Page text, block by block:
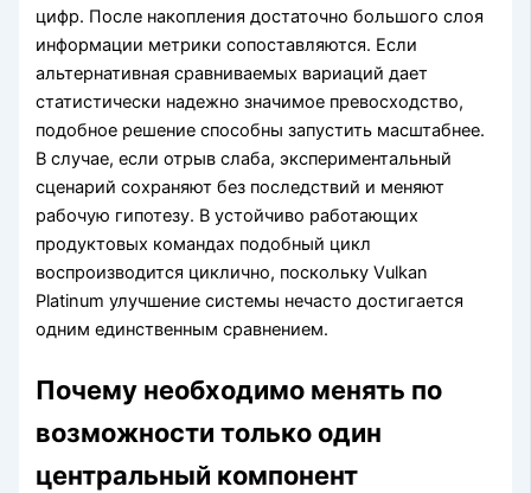
цифр. После накопления достаточно большого слоя
информации метрики сопоставляются. Если
альтернативная сравниваемых вариаций дает
статистически надежно значимое превосходство,
подобное решение способны запустить масштабнее.
В случае, если отрыв слаба, экспериментальный
сценарий сохраняют без последствий и меняют
рабочую гипотезу. В устойчиво работающих
продуктовых командах подобный цикл
воспроизводится циклично, поскольку Vulkan
Platinum улучшение системы нечасто достигается
одним единственным сравнением.
Почему необходимо менять по
возможности только один
центральный компонент